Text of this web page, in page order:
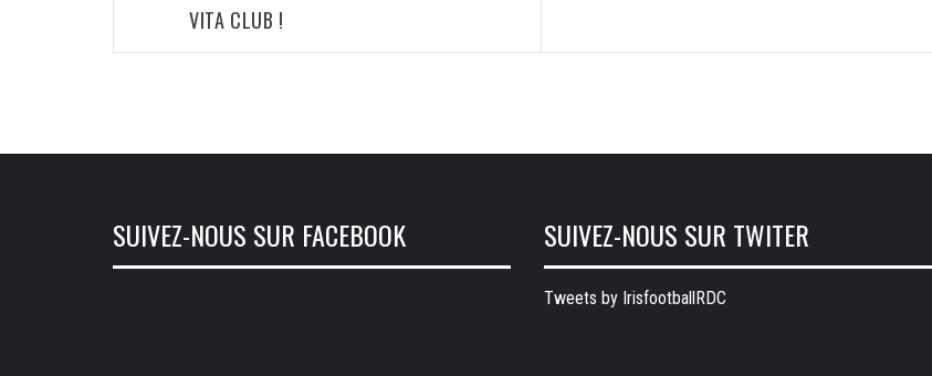
VITA CLUB ! ‎
SUIVEZ-NOUS SUR FACEBOOK SUIVEZ-NOUS SUR TWITER
Tweets by IrisfootballRDC